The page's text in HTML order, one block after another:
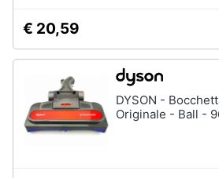
€ 20,59
DYSON -
Originale - Ball -